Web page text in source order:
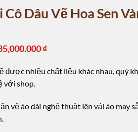
Cô Dâu Vẽ Hoa Sen
₫
được nhiều chất liệu khác nhau, quý
với shop.
vẽ áo dài nghệ thuật lên vải áo may